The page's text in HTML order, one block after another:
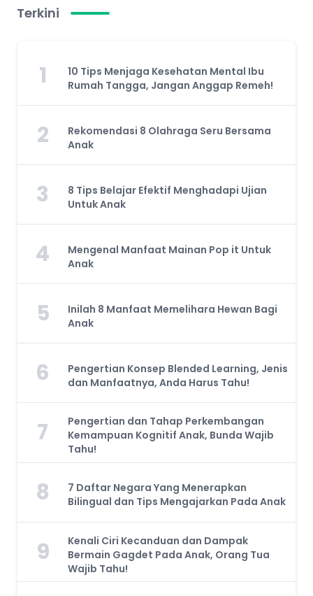
Terkini
1
10 Tips Menjaga Kesehatan Mental Ibu
Rumah Tangga, Jangan Anggap Remeh!
2
Rekomendasi 8 Olahraga Seru Bersama
Anak
3
8 Tips Belajar Efektif Menghadapi Ujian
Untuk Anak
4
Mengenal Manfaat Mainan Pop it Untuk
Anak
5
Inilah 8 Manfaat Memelihara Hewan Bagi
Anak
6
Pengertian Konsep Blended Learning, Jenis
dan Manfaatnya, Anda Harus Tahu!
7
Pengertian dan Tahap Perkembangan
Kemampuan Kognitif Anak, Bunda Wajib
Tahu!
8
7 Daftar Negara Yang Menerapkan
Bilingual dan Tips Mengajarkan Pada Anak
9
Kenali Ciri Kecanduan dan Dampak
Bermain Gagdet Pada Anak, Orang Tua
Wajib Tahu!